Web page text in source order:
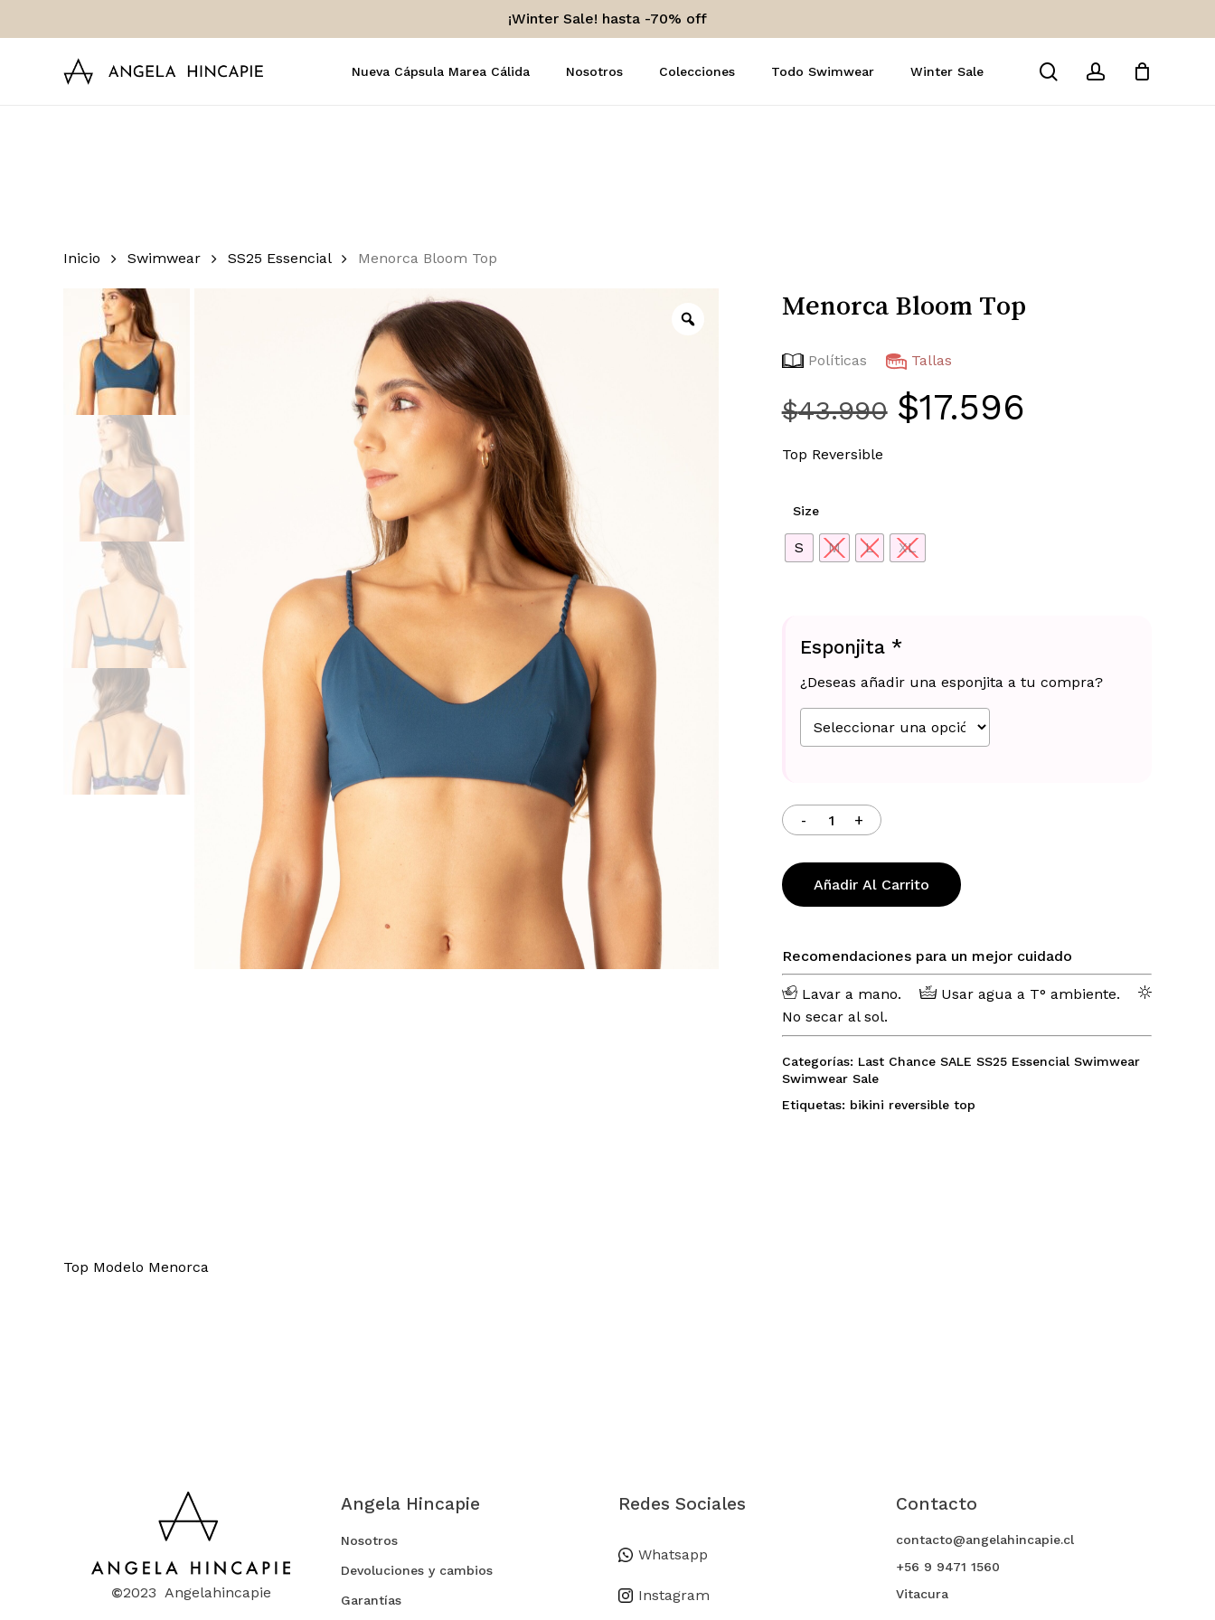
¡Winter Sale! hasta -70% off
Nueva Cápsula Marea Cálida Nosotros Colecciones Todo Swimwear Winter Sale searchaccount
Carro Close
No hay productos en el carrito.
Go To Shop
Inicio Swimwear SS25 Essencial Menorca Bloom Top
Políticas Tallas
Menorca Bloom Top
$43.990 El
precio
$17.596
Recomendaciones para un mejor cuidado
Lavar a mano.
Usar agua a T° ambiente.
No secar al sol.
Top Reversible
Size
S M L XL
Esponjita *
¿Deseas añadir una esponjita a tu compra?
Añadir Al Carrito
Categorías: Last Chance SALE SS25 Essencial Swimwear
Swimwear Sale
Etiquetas: bikini reversible top
Top Modelo Menorca
©2023 Angelahincapie
Angela Hincapie
Nosotros
Devoluciones y cambios
Garantías
Redes Sociales
Whatsapp
Instagram
Contacto
contacto@angelahincapie.cl
+56 9 9471 1560
Vitacura